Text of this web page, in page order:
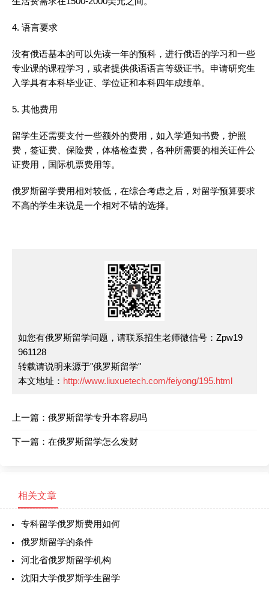
4. 语言要求
没有俄语基本的可以先读一年的预科，进行俄语的学习和一些
专业课的课程学习，或者提供俄语语言等级证书。申请研究生
入学具有本科毕业证、学位证和本科四年成绩单。
5. 其他费用
留学生还需要支付一些额外的费用，如入学通知书费，护照
费，签证费、保险费，体格检查费，各种所需要的相关证件公
证费用，国际机票费用等。
俄罗斯留学费用相对较低，在综合考虑之后，对留学预算要求
不高的学生来说是一个相对不错的选择。
如您有俄罗斯留学问题，请联系招生老师微信号：Zpw19
961128
转载请说明来源于"俄罗斯留学"
本文地址： http://www.liuxuetech.com/feiyong/195.html
上一篇： 俄罗斯留学专升本容易吗
下一篇： 在俄罗斯留学怎么发财
相关文章
专科留学俄罗斯费用如何
俄罗斯留学的条件
河北省俄罗斯留学机构
沈阳大学俄罗斯学生留学